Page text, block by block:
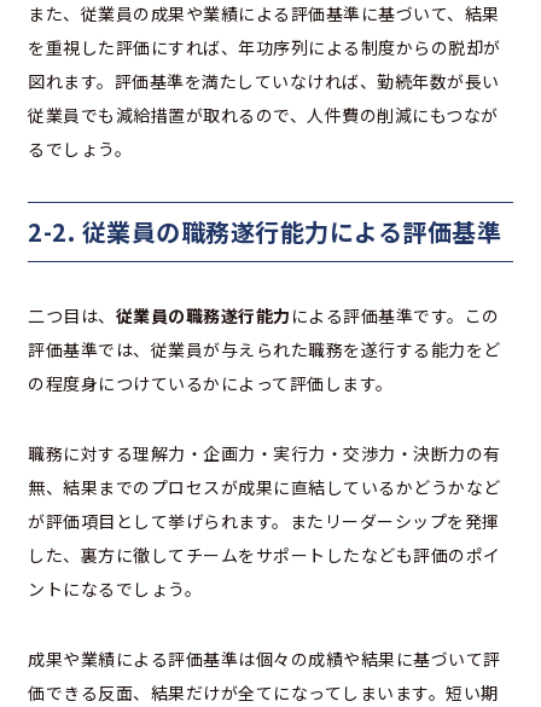
また、従業員の成果や業績による評価基準に基づいて、結果
を重視した評価にすれば、年功序列による制度からの脱却が
図れます。評価基準を満たしていなければ、勤続年数が長い
従業員でも減給措置が取れるので、人件費の削減にもつなが
るでしょう。
2-2. 従業員の職務遂行能力による評価基準
二つ目は、 従業員の職務遂行能力 による評価基準です。この
評価基準では、従業員が与えられた職務を遂行する能力をど
の程度身につけているかによって評価します。
職務に対する理解力・企画力・実行力・交渉力・決断力の有
無、結果までのプロセスが成果に直結しているかどうかなど
が評価項目として挙げられます。またリーダーシップを発揮
した、裏方に徹してチームをサポートしたなども評価のポイ
ントになるでしょう。
成果や業績による評価基準は個々の成績や結果に基づいて評
価できる反面、結果だけが全てになってしまいます。短い期